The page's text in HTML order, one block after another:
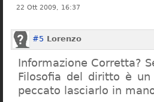
22 Ott 2009, 16:37
#5 Lorenzo
Informazione Corretta?
Filosofia del diritto è
peccato lasciarlo in